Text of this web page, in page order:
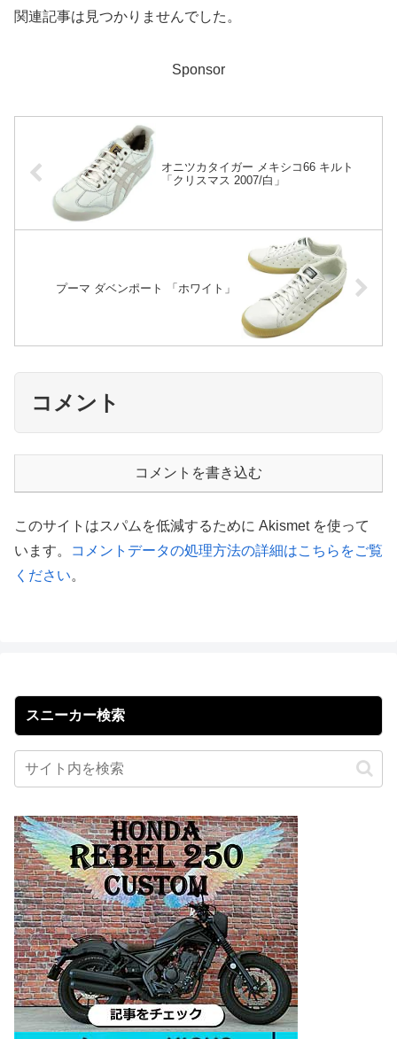
関連記事は見つかりませんでした。
Sponsor
オニツカタイガー メキシコ66 キルト
「クリスマス 2007/白」
プーマ ダベンポート 「ホワイト」
コメント
コメントを書き込む
このサイトはスパムを低減するために Akismet を使って
います。
コメントデータの処理方法の詳細はこちらをご覧
ください。
スニーカー検索